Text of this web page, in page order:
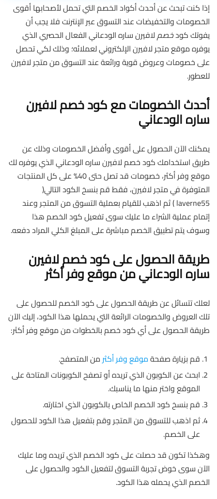
إذا كنت تبحث عن أحدث أكواد الخصم التي تحمل لأصحابها أقوى
الخصومات والتخفيضات عند التسوق عبر الإنترنت فلا يجب أن
يفوتك كودخصملافيرن ساره الودعاني الفعال الحصري الذي
يوفره موقع متجر لافيرن الإلكتروني لعملائه؛ وذلك لكي تحصل
على خصومات وعروض قوية ورائعة عند التسوق من متجر لافيرن
للعطور.
أحدث الخصومات مع كود خصم لافيرن
ساره الودعاني
يمكنك الآن الحصول على أقوى وأفضل الخصومات وذلك عن
طريق استخدامك كود خصم لافيرن ساره الودعاني الذي يوفره لك
موقع وفر أكثر، خصومات قد تصل حتى 40% على كل المنتجات
المتوفرة في متجر لافيرن، فقط قم بنسخ الكود التالي(
laverne55 ) ثم اذهب للقيام بعملية التسوق من المتجر وعند
إتمام عملية الشراء ما عليك سوى تفعيل كود الخصم هذا
وسوف يتم تطبيق الخصم مباشرة على المبلغ الكلي المراد دفعه.
طريقة الحصول على كود خصم لافيرن
ساره الودعاني من موقع وفر أكثر
لعلك تتسائل عن طريقة الحصول على كود الخصم للحصول على
تلك العروض والخصومات الرائعة التي يحملها هذا الكود، إليك الآن
طريقة الحصول على أي كود خصم بالخطوات من موقع وفر أكثر:
قم بزيارة صفحةموقع وفر أكثرمن المتصفح.
ابحث عن الكوبون الذي تريده أو تصفح الكوبونات المتاحة على
الموقع واختر منها ما يناسبك.
قم بنسخ كود الخصم الخاص بالكوبون الذي اختارته.
ثم اذهب للتسوق من المتجر وقم بتفعيل هذا الكود للحصول
على الخصم.
وهكذا تكون قد حصلت على كود الخصم الذي تريده وما عليك
الآن سوى خوض تجربة التسوق لتفعيل الكود والحصول على
الخصم الذي يحمله هذا الكود.